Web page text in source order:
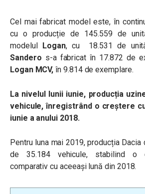
Cel mai fabricat model este, în
cu o producție de 145.559 de
modelul Logan, cu 18.531 de
Sandero s-a fabricat în 17.872 de
Logan MCV, în 9.814 de exemplare.
La nivelul lunii iunie, producția
vehicule, înregistrând o creștere
iunie a anului 2018.
Pentru luna mai 2019, producția Dacia
de 35.184 vehicule, stabilind o
comparativ cu aceeași lună din 2018.